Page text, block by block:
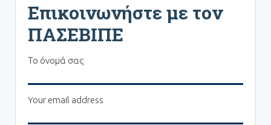
Επικοινωνήστε με τον
ΠΑΣΕΒΙΠΕ
Το όνομά σας
Your email address